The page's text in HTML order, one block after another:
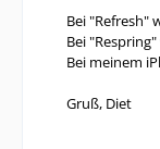
Bei "Refresh"
Bei
Bei meinem
Gruß, Diet